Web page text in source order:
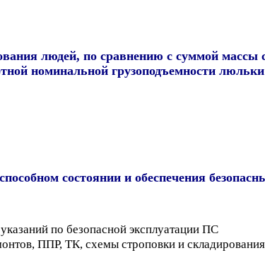
людей, по сравнению с суммой
номинальной грузоподъемности
состоянии и обеспечения
по безопасной эксплуатации ПС
ППР, ТК, схемы строповки и